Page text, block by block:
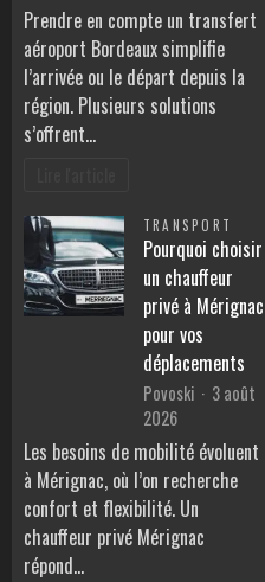
Prendre en compte un transfert
aéroport Bordeaux simplifie
l’arrivée ou le départ depuis la
région. Plusieurs solutions
s’offrent…
TRANSPORT
Pourquoi choisir
un chauffeur
privé à Mérignac
pour vos
déplacements
Povoski
3 août
2026
Les besoins de mobilité évoluent
à Mérignac, où l’on recherche
confort et flexibilité. Un
chauffeur privé Mérignac
répond…